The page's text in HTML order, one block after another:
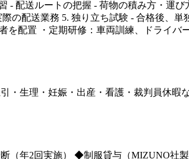
- 配送ルートの把握 - 荷物の積み方・運
の配送業務 5. 独り立ち試験 - 合格後、単
配置 ・定期研修：車両訓練、ドライバ
・生理・妊娠・出産・看護・裁判員休暇
年2回実施） ◆制服貸与（MIZUNO社